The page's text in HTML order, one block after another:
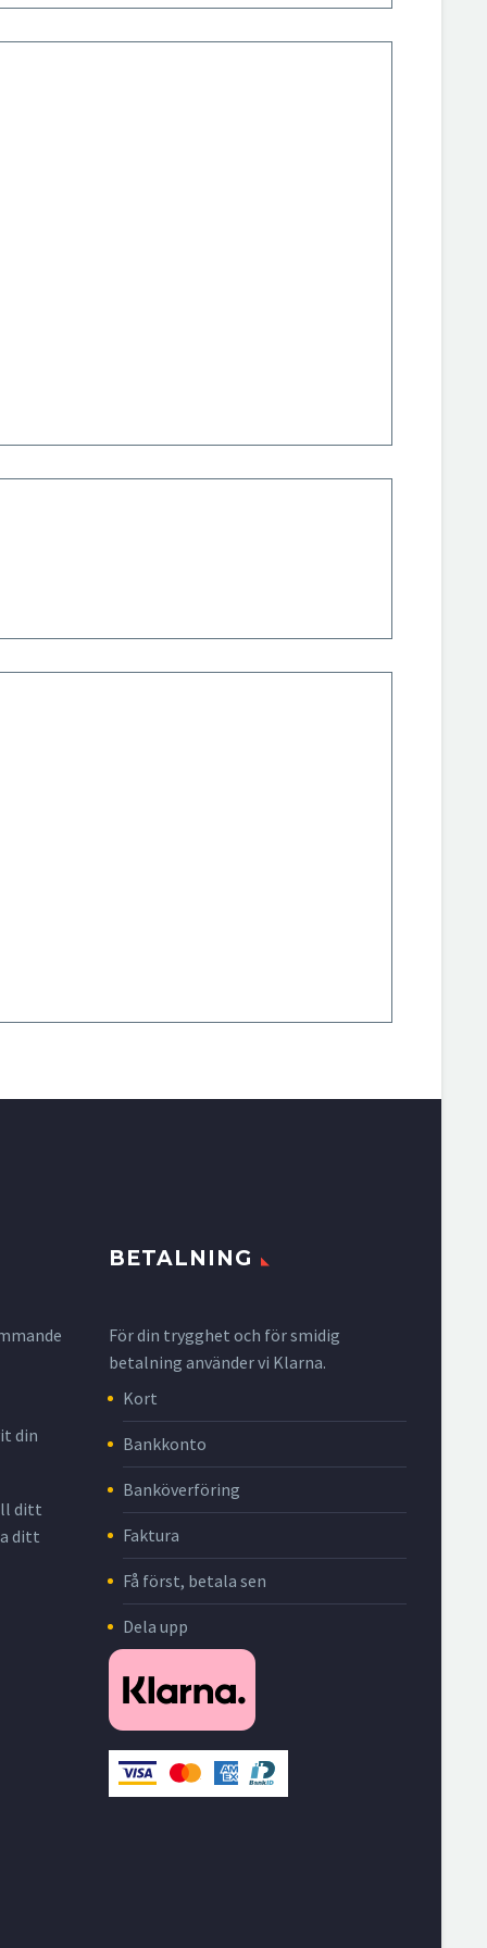
din
ditt
ditt
BETALNING
För din trygghet och för smidig
betalning använder vi Klarna.
Kort
Bankkonto
Banköverföring
Faktura
Få först, betala sen
Dela upp